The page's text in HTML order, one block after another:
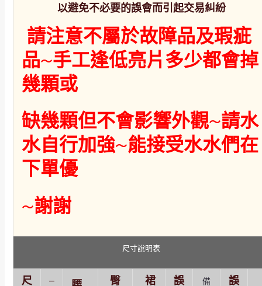
以避免不必要的誤會而引起交易糾紛
請注意不屬於故障品及瑕疵
品~手工逢低亮片多少都會掉
幾顆或
缺幾顆但不會影響外觀~請水
水自行加強~能接受水水們在
下單優
~謝謝
尺寸說明表
尺
–
臀
裙
誤
備
誤